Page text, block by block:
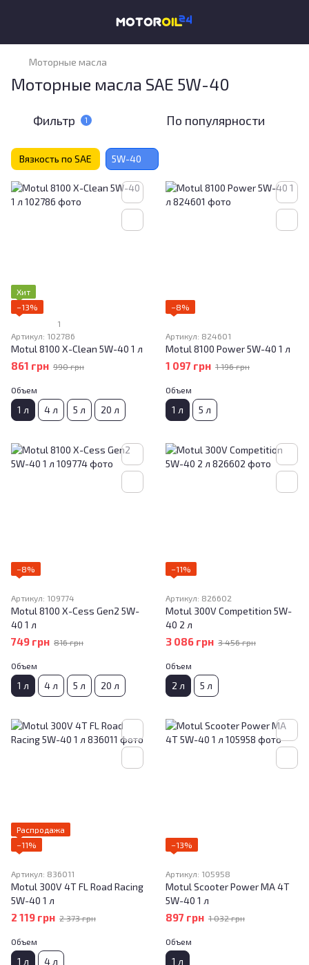
Моторные масла
Моторные масла SAE 5W-40
Фильтр 1 По популярности
Вязкость по SAE 5W-40
Хит
−13%
1
Артикул: 102786
Motul 8100 X-Clean 5W-40 1 л
861 грн 990 грн
Объем
1 л 4 л 5 л 20 л
−8%
Артикул: 824601
Motul 8100 Power 5W-40 1 л
1 097 грн 1 196 грн
Объем
1 л 5 л
−8%
Артикул: 109774
Motul 8100 X-Cess Gen2 5W-
40 1 л
749 грн 816 грн
Объем
1 л 4 л 5 л 20 л
−11%
Артикул: 826602
Motul 300V Competition 5W-
40 2 л
3 086 грн 3 456 грн
Объем
2 л 5 л
Распродажа
−11%
Артикул: 836011
Motul 300V 4T FL Road Racing
5W-40 1 л
2 119 грн 2 373 грн
Объем
1 л 4 л
−13%
Артикул: 105958
Motul Scooter Power MA 4T
5W-40 1 л
897 грн 1 032 грн
Объем
1 л